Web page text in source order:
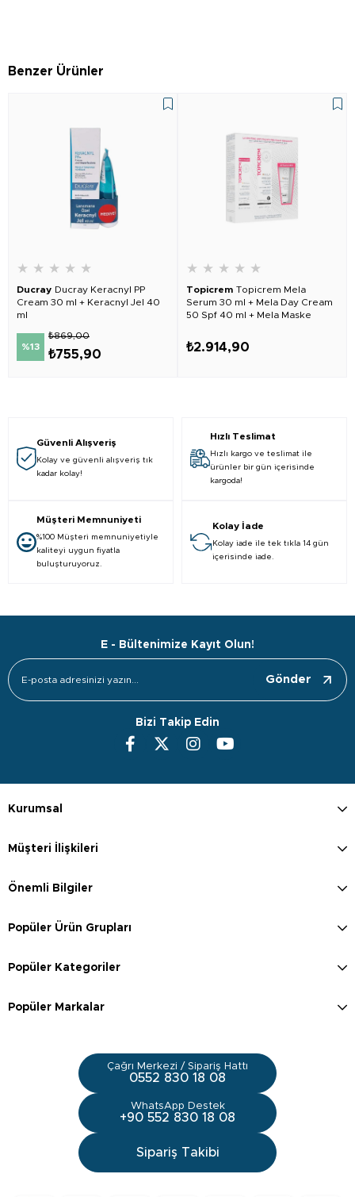
Benzer Ürünler
★ ★ ★ ★ ★
Ducray Ducray Keracnyl PP
Cream 30 ml + Keracnyl Jel 40
ml
%13
₺755,90
₺869,00
★ ★ ★ ★ ★
Topicrem Topicrem Mela
Serum 30 ml + Mela Day Cream
50 Spf 40 ml + Mela Maske
₺2.914,90
Güvenli Alışveriş
Kolay ve güvenli alışveriş tık
kadar kolay!
Hızlı Teslimat
Hızlı kargo ve teslimat ile
ürünler bir gün içerisinde
kargoda!
Müşteri Memnuniyeti
%100 Müşteri memnuniyetiyle
kaliteyi uygun fiyatla
buluşturuyoruz.
Kolay İade
Kolay iade ile tek tıkla 14 gün
içerisinde iade.
E - Bültenimize Kayıt Olun!
Gönder
Bizi Takip Edin
Kurumsal
Müşteri İlişkileri
Önemli Bilgiler
Popüler Ürün Grupları
Popüler Kategoriler
Popüler Markalar
Çağrı Merkezi / Sipariş Hattı
0552 830 18 08
WhatsApp Destek
+90 552 830 18 08
Sipariş Takibi